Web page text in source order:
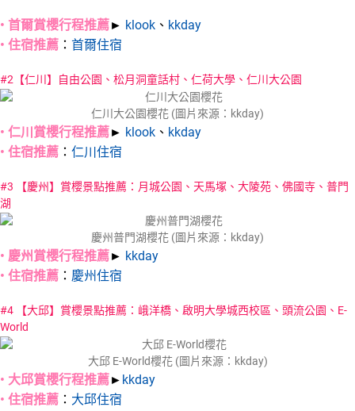
• 首爾賞櫻行程推薦► klook 、 kkday
• 住宿推薦 ： 首爾住宿
#2【仁川】自由公園、松月洞童話村、仁荷大學、仁川大公園
仁川大公園櫻花 (圖片來源：kkday)
• 仁川賞櫻行程推薦► klook 、 kkday
• 住宿推薦 ： 仁川住宿
#3 【慶州】賞櫻景點推薦：月城公園、天馬塚、大陵苑、佛國寺、普門
湖
慶州普門湖櫻花 (圖片來源：kkday)
• 慶州賞櫻行程推薦► kkday
• 住宿推薦 ： 慶州住宿
#4 【大邱】賞櫻景點推薦：峨洋橋、啟明大學城西校區、頭流公園、E-
World
大邱 E-World櫻花 (圖片來源：kkday)
• 大邱賞櫻行程推薦► kkday
• 住宿推薦 ： 大邱住宿